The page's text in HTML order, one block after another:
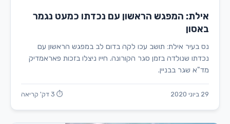
אילת: המפגש הראשון עם נכדתו כמעט נגמר
באסון
נס בעיר אילת: תושב עכו לקה בדום לב במפגש הראשון עם
נכדתו שנולדה בזמן סגר הקורונה. חייו ניצלו בזכות פאראמדיק
מד"א שגר בבניין.
29 ביוני 2020 ⏱ 3 דק' קריאה